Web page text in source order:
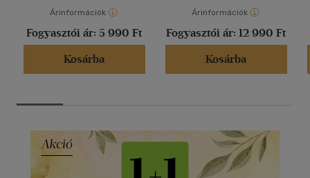
Árinformációk
Fogyasztói ár: 5 990 Ft
Kosárba
Árinformációk
Fogyasztói ár: 12 990 Ft
Kosárba